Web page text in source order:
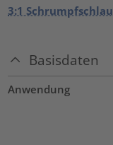
3:1
Basisdaten
Anwendung